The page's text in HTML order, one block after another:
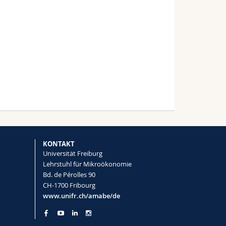
KONTAKT
Universität Freiburg
Lehrstuhl für Mikroökonomie
Bd. de Pérolles 90
CH-1700 Fribourg
www.unifr.ch/amabe/de